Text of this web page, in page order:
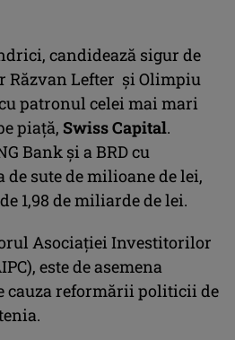
candidează sigur de
Răzvan Lefter şi Olimpiu
patronul celei mai mari
piaţă, Swiss Capital.
Bank şi a BRD cu
sute de milioane de lei,
1,98 de miliarde de lei.
Asociaţiei Investitorilor
este de asemena
cauza reformării politicii de